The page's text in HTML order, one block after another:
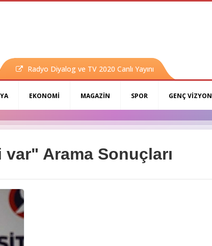
Radyo Diyalog ve TV 2020 Canlı Yayını
EKONOMİ MAGAZİN SPOR GENÇ VİZYON
Arama Sonuçları